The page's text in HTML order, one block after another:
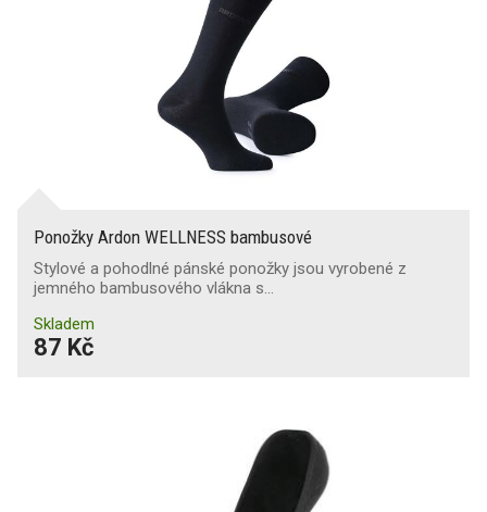
Ponožky Ardon WELLNESS bambusové
Stylové a pohodlné pánské ponožky jsou vyrobené z
jemného bambusového vlákna s…
Skladem
87 Kč